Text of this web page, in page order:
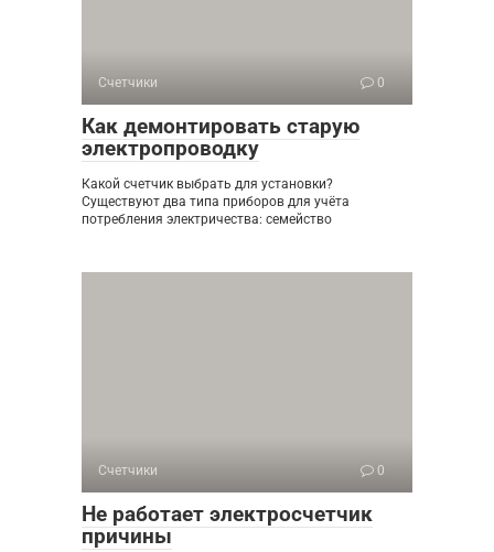
Счетчики 0
Как демонтировать старую
электропроводку
Какой счетчик выбрать для установки?
Существуют два типа приборов для учёта
потребления электричества: семейство
Счетчики 0
Не работает электросчетчик
причины